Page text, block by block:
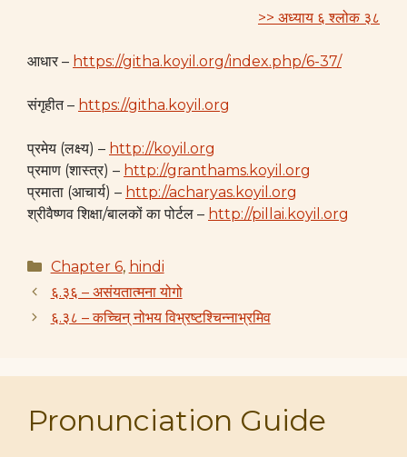
>> अध्याय ६ श्लोक ३८
आधार – https://githa.koyil.org/index.php/6-37/
संगृहीत – https://githa.koyil.org
प्रमेय (लक्ष्य) – http://koyil.org
प्रमाण (शास्त्र) – http://granthams.koyil.org
प्रमाता (आचार्य) – http://acharyas.koyil.org
श्रीवैष्णव शिक्षा/बालकों का पोर्टल – http://pillai.koyil.org
Categories
Chapter 6, hindi
६.३६ – असंयतात्मना योगो
६.३८ – कच्चिन् नोभय विभ्रष्टश्चिन्नाभ्रमिव
Pronunciation Guide